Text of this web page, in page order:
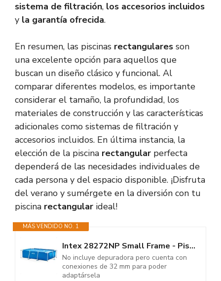
sistema de filtración, los accesorios incluidos
y la garantía ofrecida.
En resumen, las piscinas rectangulares son
una excelente opción para aquellos que
buscan un diseño clásico y funcional. Al
comparar diferentes modelos, es importante
considerar el tamaño, la profundidad, los
materiales de construcción y las características
adicionales como sistemas de filtración y
accesorios incluidos. En última instancia, la
elección de la piscina rectangular perfecta
dependerá de las necesidades individuales de
cada persona y del espacio disponible. ¡Disfruta
del verano y sumérgete en la diversión con tu
piscina rectangular ideal!
MÁS VENDIDO NO. 1
Intex 28272NP Small Frame - Piscina Desmontable, 300 x 200 x 75 cm, 3.834...
No incluye depuradora pero cuenta con
conexiones de 32 mm para poder
adaptársela